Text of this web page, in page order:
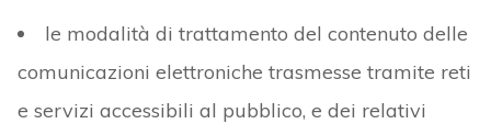
le modalità di trattamento del contenuto delle
comunicazioni elettroniche trasmesse tramite reti
e servizi accessibili al pubblico, e dei relativi